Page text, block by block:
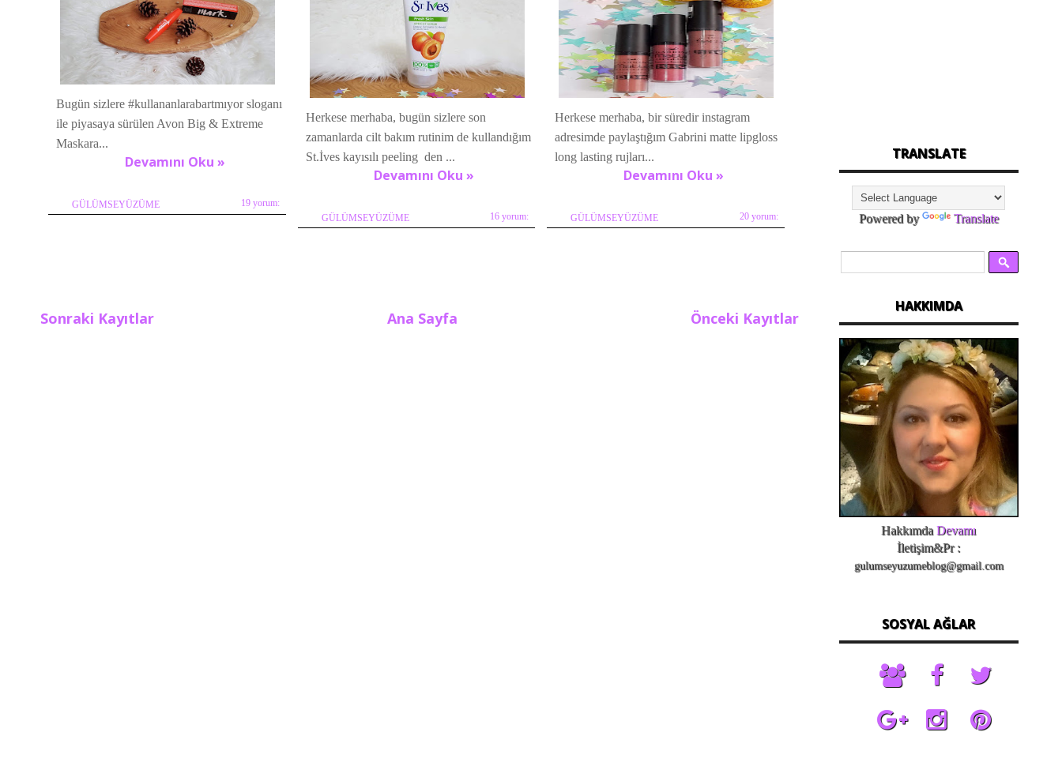
Bugün sizlere #kullananlarabartmıyor sloganı
ile piyasaya sürülen Avon Big & Extreme
Maskara...
Devamını Oku »
GÜLÜMSEYÜZÜME 19 yorum:
Herkese merhaba, bugün sizlere son
zamanlarda cilt bakım rutinim de kullandığım
St.İves kayısılı peeling den ...
Devamını Oku »
GÜLÜMSEYÜZÜME 16 yorum:
Herkese merhaba, bir süredir instagram
adresimde paylaştığım Gabrini matte lipgloss
long lasting rujları...
Devamını Oku »
GÜLÜMSEYÜZÜME 20 yorum:
Sonraki Kayıtlar Önceki Kayıtlar
Ana Sayfa
TRANSLATE
Powered by Translate
HAKKIMDA
HakkımdaDevamı
İletişim&Pr :
gulumseyuzumeblog@gmail.com
SOSYAL AĞLAR